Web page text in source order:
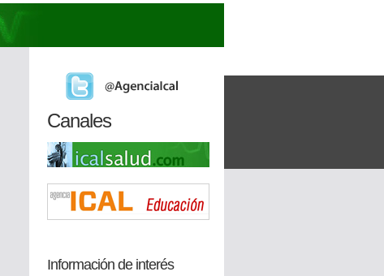
Canales
Información de interés